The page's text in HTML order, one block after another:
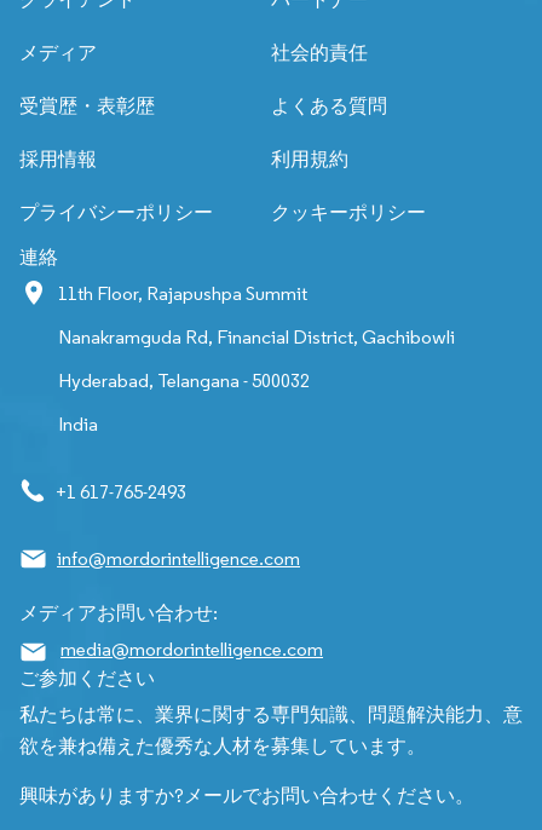
メディア 社会的責任
受賞歴・表彰歴 よくある質問
採用情報 利用規約
プライバシーポリシー クッキーポリシー
連絡
11th Floor, Rajapushpa Summit
Nanakramguda Rd, Financial District, Gachibowli
Hyderabad, Telangana - 500032
India
+1 617-765-2493
info@mordorintelligence.com
メディアお問い合わせ:
media@mordorintelligence.com
ご参加ください
私たちは常に、業界に関する専門知識、問題解決能力、意
欲を兼ね備えた優秀な人材を募集しています。
興味がありますか?メールでお問い合わせください。